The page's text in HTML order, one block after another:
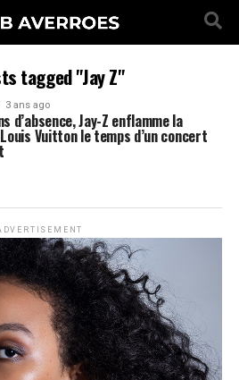
tagged "Jay Z"
3 ans ago
d’absence, Jay-Z enflamme la
Vuitton le temps d’un concert